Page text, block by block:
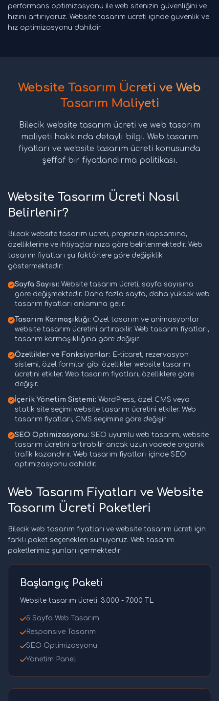
performans optimizasyonu ile web sitenizin güvenliğini ve
hızını artırıyoruz. Website tasarım ücreti içinde güvenlik ve
hız optimizasyonu dahildir.
Website Tasarım Ücreti ve Web
Tasarım Maliyeti
Bilecik website tasarım ücreti ve web tasarım
maliyeti hakkında detaylı bilgi. Web tasarım
fiyatları ve website tasarım ücreti konusunda
şeffaf bir fiyatlandırma politikası.
Website Tasarım Ücreti Nasıl
Belirlenir?
Bilecik website tasarım ücreti, projenizin kapsamına,
özelliklerine ve ihtiyaçlarınıza göre belirlenmektedir. Web
tasarım fiyatları şu faktörlere göre değişiklik
göstermektedir:
Sayfa Sayısı: Website tasarım ücreti, sayfa sayısına
göre değişmektedir. Daha fazla sayfa, daha yüksek web
tasarım fiyatları anlamına gelir.
Tasarım Karmaşıklığı: Özel tasarım ve animasyonlar
website tasarım ücretini artırabilir. Web tasarım fiyatları,
tasarım karmaşıklığına göre değişir.
Özellikler ve Fonksiyonlar: E-ticaret, rezervasyon
sistemi, özel formlar gibi özellikler website tasarım
ücretini etkiler. Web tasarım fiyatları, özelliklere göre
değişir.
İçerik Yönetim Sistemi: WordPress, özel CMS veya
statik site seçimi website tasarım ücretini etkiler. Web
tasarım fiyatları, CMS seçimine göre değişir.
SEO Optimizasyonu: SEO uyumlu web tasarım, website
tasarım ücretini artırabilir ancak uzun vadede organik
trafik kazandırır. Web tasarım fiyatları içinde SEO
optimizasyonu dahildir.
Web Tasarım Fiyatları ve Website
Tasarım Ücreti Paketleri
Bilecik web tasarım fiyatları ve website tasarım ücreti için
farklı paket seçenekleri sunuyoruz. Web tasarım
paketlerimiz şunları içermektedir:
Başlangıç Paketi
Website tasarım ücreti: 3.000 - 7.000 TL
5 Sayfa Web Tasarım
Responsive Tasarım
SEO Optimizasyonu
Yönetim Paneli